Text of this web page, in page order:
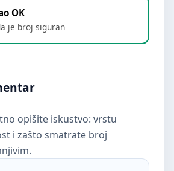
OK
je broj siguran
opišite iskustvo: vrstu
i zašto smatrate broj